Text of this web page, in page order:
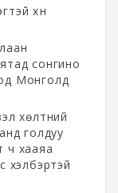
хүн
сонгино
Монголд
хөлтний
голдуу
ч хааяа
хэлбэртэй